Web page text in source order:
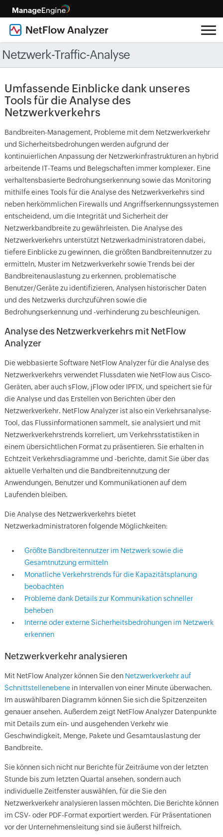
Netzwerk-Traffic-Analyse
Umfassende Einblicke dank unseres
Tools für die Analyse des
Netzwerkverkehrs
Bandbreiten-Management, Probleme mit dem Netzwerkverkehr
und Sicherheitsbedrohungen werden aufgrund der
kontinuierlichen Anpassung der Netzwerkinfrastrukturen an hybrid
arbeitende IT-Teams und Belegschaften immer komplexer. Eine
verhaltensbasierte Bedrohungserkennung sowie das Monitoring
mithilfe eines Tools für die Analyse des Netzwerkverkehrs sind
neben herkömmlichen Firewalls und Angriffserkennungssystemen
entscheidend, um die Integrität und Sicherheit der
Netzwerkbandbreite zu gewährleisten. Die Analyse des
Netzwerkverkehrs unterstützt Netzwerkadministratoren dabei,
tiefere Einblicke zu gewinnen, die größten Bandbreitennutzer zu
ermitteln, Muster im Netzwerkverkehr sowie Trends bei der
Bandbreitenauslastung zu erkennen, problematische
Benutzer/Geräte zu identifizieren, Analysen historischer Daten
und des Netzwerks durchzuführen sowie die
Bedrohungserkennung und -verhinderung zu beschleunigen.
Analyse des Netzwerkverkehrs mit NetFlow
Analyzer
Die webbasierte Software NetFlow Analyzer für die Analyse des
Netzwerkverkehrs verwendet Flussdaten wie NetFlow aus Cisco-
Geräten, aber auch sFlow, jFlow oder IPFIX, und speichert sie für
die Analyse und das Erstellen von Berichten über den
Netzwerkverkehr. NetFlow Analyzer ist also ein Verkehrsanalyse-
Tool, das Flussinformationen sammelt, sie analysiert und mit
Netzwerkverkehrstrends korreliert, um Verkehrsstatistiken in
einem übersichtlichen Format zu präsentieren. Sie erhalten in
Echtzeit Verkehrsdiagramme und -berichte, damit Sie über das
aktuelle Verhalten und die Bandbreitennutzung der
Anwendungen, Benutzer und Kommunikationen auf dem
Laufenden bleiben.
Die Analyse des Netzwerkverkehrs bietet
Netzwerkadministratoren folgende Möglichkeiten:
Größte Bandbreitennutzer im Netzwerk sowie die
Gesamtnutzung ermitteln
Monatliche Verkehrstrends für die Kapazitätsplanung
beobachten
Probleme dank Details zur Kommunikation schneller
beheben
Interne oder externe Sicherheitsbedrohungen im Netzwerk
erkennen
Netzwerkverkehr analysieren
Mit NetFlow Analyzer können Sie den Netzwerkverkehr auf
Schnittstellenebenein Intervallen von einer Minute überwachen.
Im auswählbaren Diagramm können Sie sich die Spitzenzeiten
genauer ansehen. Außerdem zeigt NetFlow Analyzer Datenpunkte
mit Details zum ein- und ausgehenden Verkehr wie
Geschwindigkeit, Menge, Pakete und Gesamtauslastung der
Bandbreite.
Sie können sich nicht nur Berichte für Zeiträume von der letzten
Stunde bis zum letzten Quartal ansehen, sondern auch
individuelle Zeitfenster auswählen, für die Sie den
Netzwerkverkehr analysieren lassen möchten. Die Berichte können
im CSV- oder PDF-Format exportiert werden. Für Präsentationen
vor der Unternehmensleitung sind sie äußerst hilfreich.